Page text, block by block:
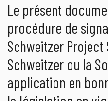
Le présent
procédure de
Schweitzer Project
Schweitzer ou la
application en